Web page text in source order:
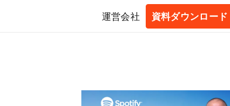
運営会社 資料ダウンロード